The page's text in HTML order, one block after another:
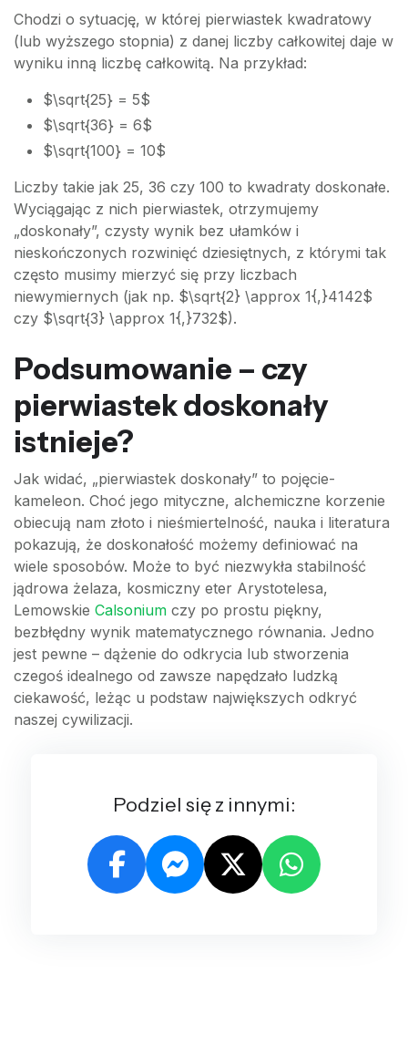
Chodzi o sytuację, w której pierwiastek kwadratowy
(lub wyższego stopnia) z danej liczby całkowitej daje w
wyniku inną liczbę całkowitą. Na przykład:
$\sqrt{25} = 5$
$\sqrt{36} = 6$
$\sqrt{100} = 10$
Liczby takie jak 25, 36 czy 100 to kwadraty doskonałe.
Wyciągając z nich pierwiastek, otrzymujemy
„doskonały”, czysty wynik bez ułamków i
nieskończonych rozwinięć dziesiętnych, z którymi tak
często musimy mierzyć się przy liczbach
niewymiernych (jak np. $\sqrt{2} \approx 1{,}4142$
czy $\sqrt{3} \approx 1{,}732$).
Podsumowanie – czy
pierwiastek doskonały
istnieje?
Jak widać, „pierwiastek doskonały” to pojęcie-
kameleon. Choć jego mityczne, alchemiczne korzenie
obiecują nam złoto i nieśmiertelność, nauka i literatura
pokazują, że doskonałość możemy definiować na
wiele sposobów. Może to być niezwykła stabilność
jądrowa żelaza, kosmiczny eter Arystotelesa,
Lemowskie Calsonium czy po prostu piękny,
bezbłędny wynik matematycznego równania. Jedno
jest pewne – dążenie do odkrycia lub stworzenia
czegoś idealnego od zawsze napędzało ludzką
ciekawość, leżąc u podstaw największych odkryć
naszej cywilizacji.
Podziel się z innymi: